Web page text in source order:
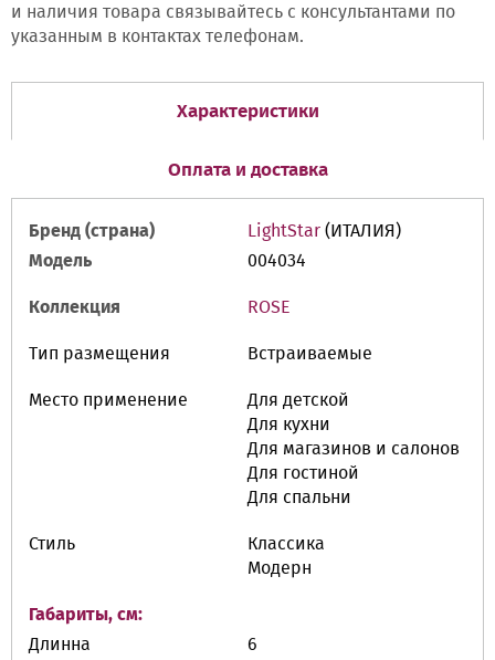
и наличия товара связывайтесь с консультантами по
указанным в контактах телефонам.
Характеристики
Оплата и доставка
Бренд (страна) LightStar (ИТАЛИЯ)
Модель
004034
Коллекция ROSE
Тип размещения Встраиваемые
Место применение
Для детской
Для кухни
Для магазинов и салонов
Для гостиной
Для спальни
Стиль
Классика
Модерн
Габариты, см:
Длинна
6